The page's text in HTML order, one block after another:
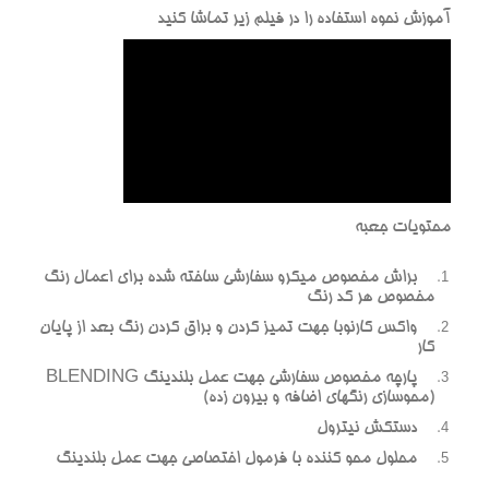
آموزش نحوه استفاده را در فيلم زير تماشا کنيد
محتويات جعبه
براش مخصوص ميکرو سفارشي ساخته شده براي اعمال رنگ
مخصوص هر کد رنگ
واکس کارنوبا جهت تميز کردن و براق کردن رنگ بعد از پايان
کار
پارچه مخصوص سفارشي جهت عمل بلندينگ BLENDING
(محوسازي رنگهاي اضافه و بيرون زده)
دستکش نيترول
محلول محو کننده با فرمول اختصاصي جهت عمل بلندينگ